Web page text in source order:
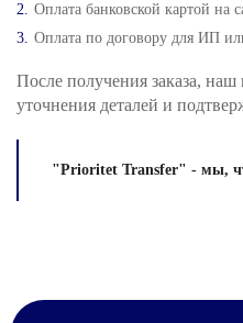
Оплата банковской картой на
Оплата по договору для ИП
После получения заказа,
уточнения деталей и
"Prioritet Transfer" - мы,